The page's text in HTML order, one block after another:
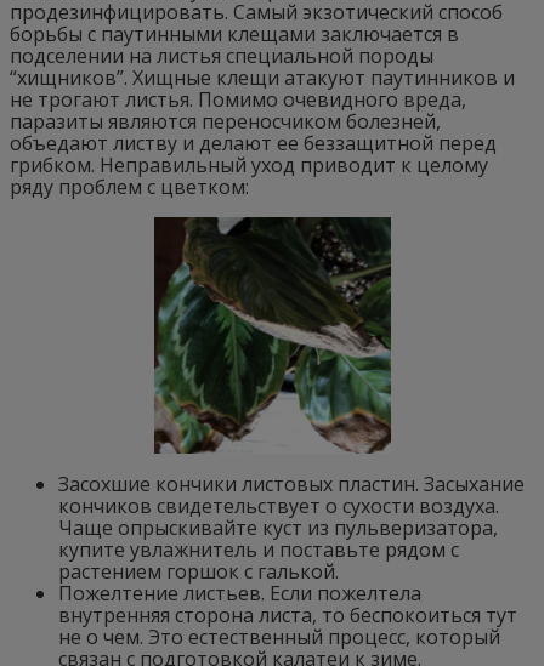
продезинфицировать. Самый экзотический способ
борьбы с паутинными клещами заключается в
подселении на листья специальной породы
“хищников”. Хищные клещи атакуют паутинников и
не трогают листья. Помимо очевидного вреда,
паразиты являются переносчиком болезней,
объедают листву и делают ее беззащитной перед
грибком. Неправильный уход приводит к целому
ряду проблем с цветком:
Засохшие кончики листовых пластин. Засыхание
кончиков свидетельствует о сухости воздуха.
Чаще опрыскивайте куст из пульверизатора,
купите увлажнитель и поставьте рядом с
растением горшок с галькой.
Пожелтение листьев. Если пожелтела
внутренняя сторона листа, то беспокоиться тут
не о чем. Это естественный процесс, который
связан с подготовкой калатеи к зиме.